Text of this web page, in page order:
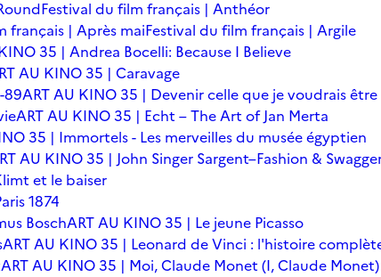
Festival du film français | Anthéor
français | Après maiFestival du film français | Argile
35 | Andrea Bocelli: Because I Believe
AU KINO 35 | Caravage
89ART AU KINO 35 | Devenir celle que je voudrais être
ART AU KINO 35 | Echt – The Art of Jan Merta
35 | Immortels - Les merveilles du musée égyptien
AU KINO 35 | John Singer Sargent–Fashion &
et le baiser
1874
BoschART AU KINO 35 | Le jeune Picasso
ART AU KINO 35 | Leonard de Vinci : l'histoire
ART AU KINO 35 | Moi, Claude Monet (I, Claude Monet)